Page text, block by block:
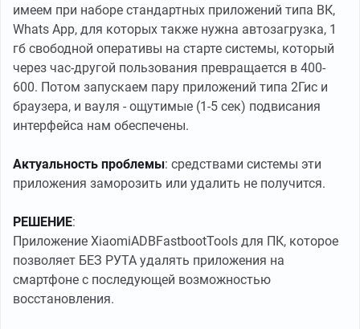
имеем при наборе стандартных приложений типа ВК,
Whats App, для которых также нужна автозагрузка, 1
гб свободной оперативы на старте системы, который
через час-другой пользования превращается в 400-
600. Потом запускаем пару приложений типа 2Гис и
браузера, и вауля - ощутимые (1-5 сек) подвисания
интерфейса нам обеспечены.
Актуальность проблемы: средствами системы эти
приложения заморозить или удалить не получится.
РЕШЕНИЕ:
Приложение XiaomiADBFastbootTools для ПК, которое
позволяет БЕЗ РУТА удалять приложения на
смартфоне с последующей возможностью
восстановления.